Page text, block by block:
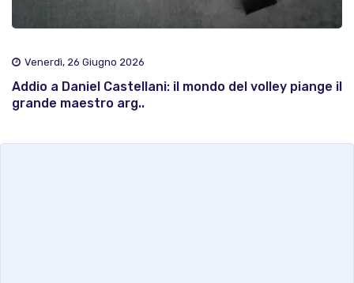
Venerdì, 26 Giugno 2026
Addio a Daniel Castellani: il mondo del volley piange il
grande maestro arg..